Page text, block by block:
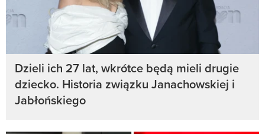
Dzieli ich 27 lat, wkrótce będą mieli drugie
dziecko. Historia związku Janachowskiej i
Jabłońskiego